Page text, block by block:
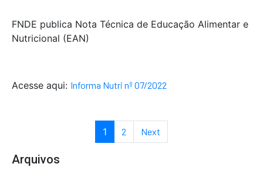
FNDE publica Nota Técnica de Educação Alimentar e
Nutricional (EAN)
Acesse aqui: Informa Nutri nº 07/2022
1 2 Next
Arquivos